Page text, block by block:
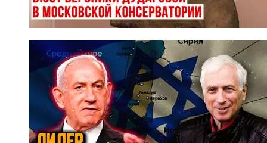
© Фото: Мария Новоселова/ "Вестник Кавказа"
Доктор искусствоведения, профессор Татьяна
Батагова:
Я написала первую книгу о Веронике Борисовне
еще при ее жизни, общалась достаточно плотно и
часто. Все, с кем я встречалась, с удовольствием